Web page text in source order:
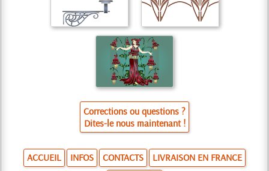
Corrections ou questions ?
Dites-le nous maintenant !
ACCUEIL INFOS CONTACTS LIVRAISON EN FRANCE